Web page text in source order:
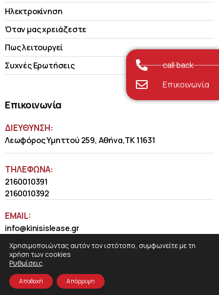
Ηλεκτροκίνηση
Όταν μας χρειάζεστε
Πως λειτουργεί
Συχνές Ερωτήσεις
Επικοινωνία
ΔΙΕΥΘΥΝΣΗ:
Λεωφόρος Υμηττού 259, Αθήνα,ΤΚ 11631
ΤΗΛΈΦΩΝΑ:
2160010391
2160010392
EMAIL:
info@kinisislease.gr
COSMOTE NewSite4U© 2026
call back
Επικοινωνία
Χρησιμοποιώντας αυτόν τον ιστότοπο, συμφωνείτε με τη
χρήση των cookies
Ρυθμίσεις.
Αποδοχή Απόρριψη